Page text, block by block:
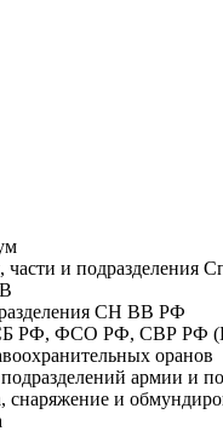
части и
СН ВВ РФ
РФ, ФСО РФ, СВР РФ
оранов
армии и
снаряжение и